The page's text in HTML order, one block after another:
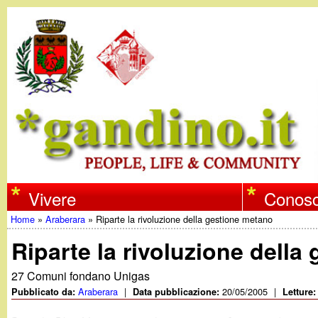
w
w
w
.
Vivere
Tu
sei
qui
Home »Araberara » Riparte la rivoluzione della gestione metano
Riparte la rivoluzione della
27 Comuni fondano Unigas
Pubblicato da:Araberara | Data pubblicazione:20/05/2005 | Letture: